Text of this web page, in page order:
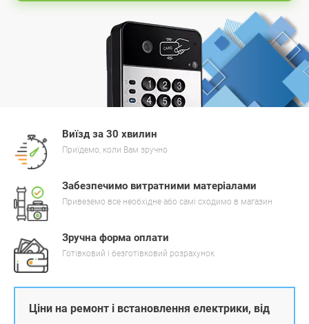
Виїзд за 30 хвилин
Приїдемо, коли Вам зручно
Забезпечимо витратними матеріалами
Привеземо все необхідне або самі сходимо в магазин
Зручна форма оплати
Готівковий і безготівковий розрахунок
Ціни на ремонт і встановлення електрики, від